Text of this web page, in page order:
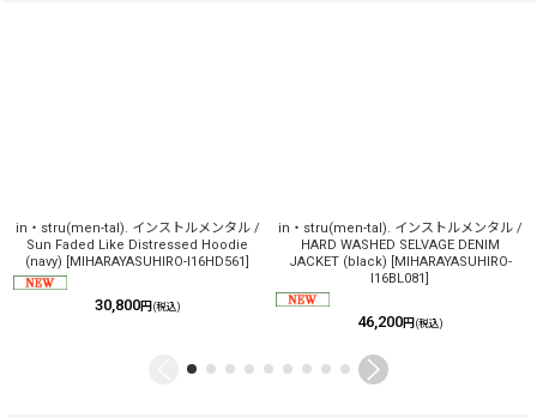
in・stru(men-tal). インストルメンタル /
Sun Faded Like Distressed Hoodie
(navy) [MIHARAYASUHIRO-I16HD561]
30,800円 (税込)
in・stru(men-tal). インストルメンタル /
HARD WASHED SELVAGE DENIM
JACKET (black) [MIHARAYASUHIRO-
I16BL081]
46,200円 (税込)